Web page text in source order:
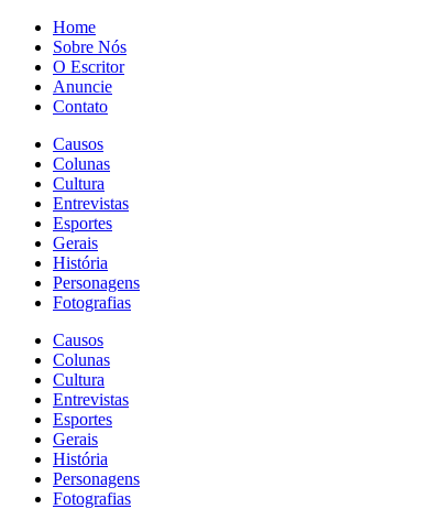
Home
Sobre Nós
O Escritor
Anuncie
Contato
Causos
Colunas
Cultura
Entrevistas
Esportes
Gerais
História
Personagens
Fotografias
Causos
Colunas
Cultura
Entrevistas
Esportes
Gerais
História
Personagens
Fotografias